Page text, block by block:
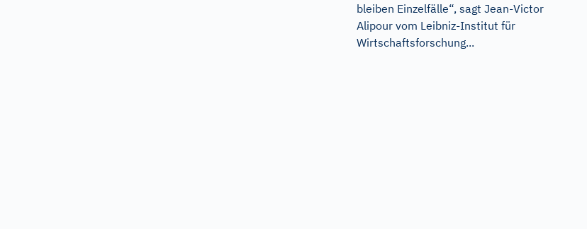
bleiben Einzelfälle“, sagt Jean-Victor
Alipour vom Leibniz-Institut für
Wirtschaftsforschung...